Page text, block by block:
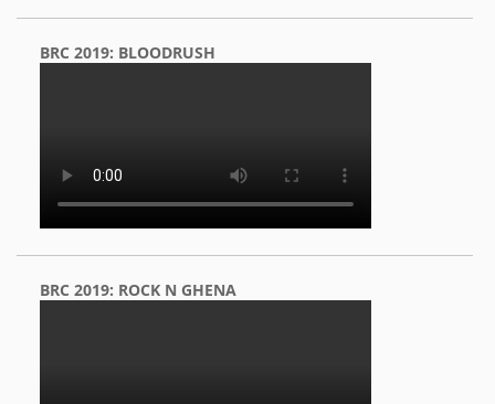
BRC 2019: BLOODRUSH
BRC 2019: ROCK N GHENA